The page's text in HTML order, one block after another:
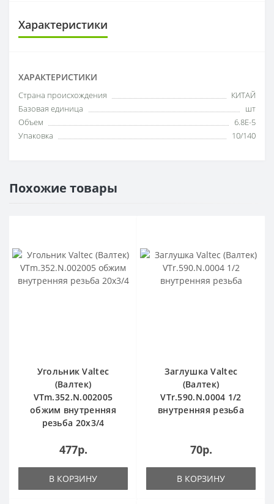
Характеристики
ХАРАКТЕРИСТИКИ
Cтрана происхождения
КИТАЙ
Базовая единица
шт
Объем
6.8E-5
Упаковка
10/140
Похожие товары
Угольник Valtec
(Валтек)
VTm.352.N.002005
обжим внутренняя
резьба 20х3/4
477р.
В КОРЗИНУ
Заглушка Valtec
(Валтек)
VTr.590.N.0004 1/2
внутренняя резьба
70р.
В КОРЗИНУ